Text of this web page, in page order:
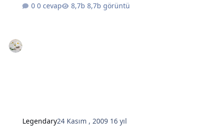
0 cevap
8,7b görüntü
Legendary24 Kasım , 2009 16 yıl